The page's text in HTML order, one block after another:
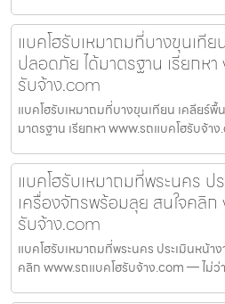
แบคโฮรับเหมาถมที่บางขุนเที
ปลอดภัย ได้มาตรฐาน เรียกห
รับจ้าง.com
แบคโฮรับเหมาถมที่บางขุนเทียน เคลียร์พื้
มาตรฐาน เรียกหา www.รถแบคโฮรับจ้า
แบคโฮรับเหมาถมที่พระนคร ป
เครื่องจักรพร้อมลุย สนใจคลิ
รับจ้าง.com
แบคโฮรับเหมาถมที่พระนคร ประเมินหน้า
คลิก www.รถแบคโฮรับจ้าง.com — ไม่ว่